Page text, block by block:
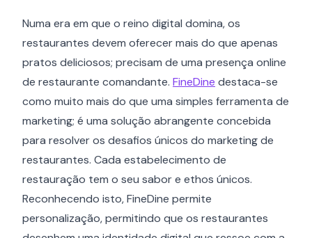
Numa era em que o reino digital domina, os
restaurantes devem oferecer mais do que apenas
pratos deliciosos; precisam de uma presença online
de restaurante comandante. FineDine destaca-se
como muito mais do que uma simples ferramenta de
marketing; é uma solução abrangente concebida
para resolver os desafios únicos do marketing de
restaurantes. Cada estabelecimento de
restauração tem o seu sabor e ethos únicos.
Reconhecendo isto, FineDine permite
personalização, permitindo que os restaurantes